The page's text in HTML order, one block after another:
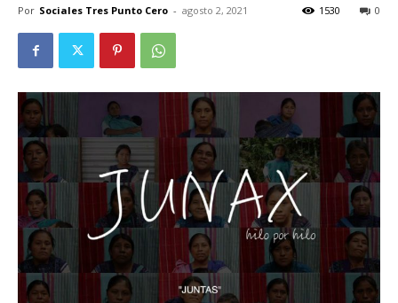
Por Sociales Tres Punto Cero - agosto 2, 2021 0
1530